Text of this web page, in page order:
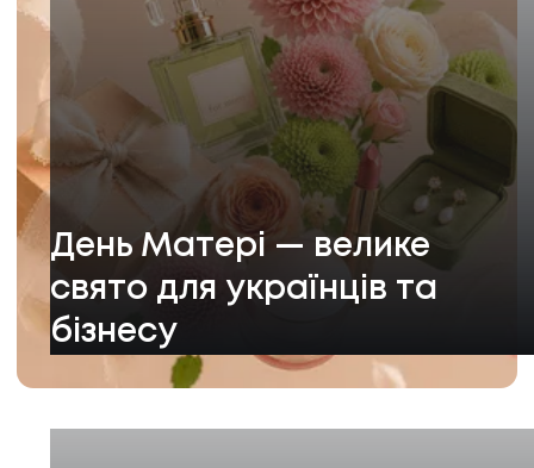
День Матері — велике
свято для українців та
бізнесу